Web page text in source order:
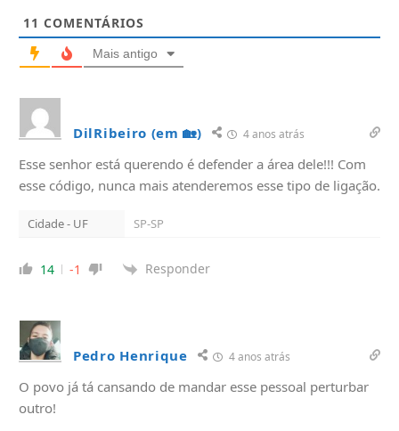
11 COMENTÁRIOS
Mais antigo
DilRibeiro (em 🏡) 4 anos atrás
Esse senhor está querendo é defender a área dele!!! Com
esse código, nunca mais atenderemos esse tipo de ligação.
Cidade - UF SP-SP
14 -1 Responder
Pedro Henrique 4 anos atrás
O povo já tá cansando de mandar esse pessoal perturbar
outro!